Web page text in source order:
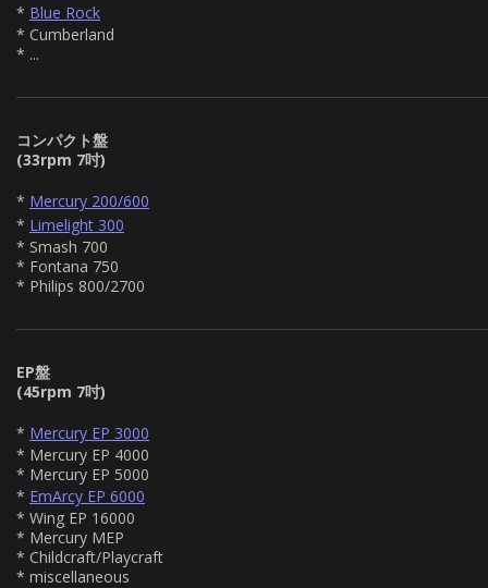
* Blue Rock
* Cumberland
* ...
コンパクト盤
(33rpm 7吋)
* Mercury 200/600
* Limelight 300
* Smash 700
* Fontana 750
* Philips 800/2700
EP盤
(45rpm 7吋)
* Mercury EP 3000
* Mercury EP 4000
* Mercury EP 5000
* EmArcy EP 6000
* Wing EP 16000
* Mercury MEP
* Childcraft/Playcraft
* miscellaneous